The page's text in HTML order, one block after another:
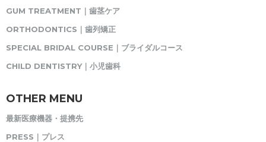
GUM TREATMENT｜歯茎ケア
ORTHODONTICS｜歯列矯正
SPECIAL BRIDAL COURSE｜ブライダルコース
CHILD DENTISTRY｜小児歯科
OTHER MENU
最新医療機器・提携先
PRESS｜プレス